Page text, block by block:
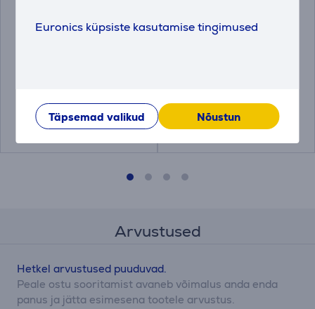
Euronics küpsiste kasutamise tingimused
Täpsemad valikud Nõustun
Vibratsioonipadjad
Hind:
12.99 €
Katlakivieemaldaja
Hind:
16.99 €
Arvustused
Hetkel arvustused puuduvad.
Peale ostu sooritamist avaneb võimalus anda enda
panus ja jätta esimesena tootele arvustus.